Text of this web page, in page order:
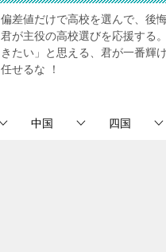
偏差値だけで高校を選んで、後
君が主役の高校選びを応援する
きたい」と思える、君が一番輝
任せるな ！
中国 四国